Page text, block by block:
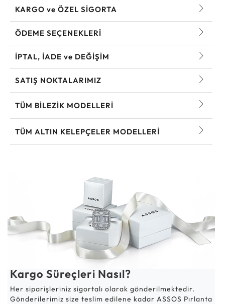
KARGO ve ÖZEL SİGORTA
ÖDEME SEÇENEKLERİ
İPTAL, İADE ve DEĞİŞİM
SATIŞ NOKTALARIMIZ
TÜM BILEZIK MODELLERI
TÜM ALTIN KELEPÇELER MODELLERI
Kargo Süreçleri Nasıl?
Her siparişleriniz sigortalı olarak gönderilmektedir.
Gönderilerimiz size teslim edilene kadar ASSOS Pırlanta